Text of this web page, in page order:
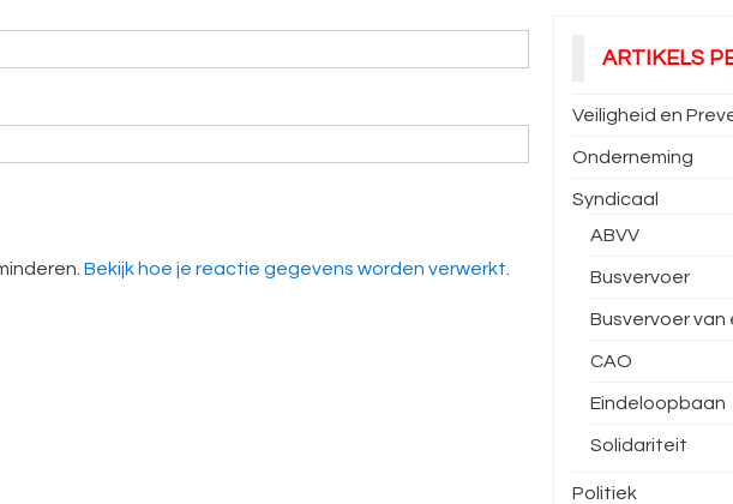
Bekijk hoe je reactie gegevens worden verwerkt
ARTIKELS
Veiligheid en
Onderneming
Syndicaal
ABVV
Busvervoer
Busvervoer van
CAO
Eindeloopbaan
Solidariteit
Politiek